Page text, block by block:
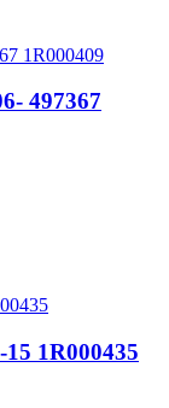
497367
1R000435